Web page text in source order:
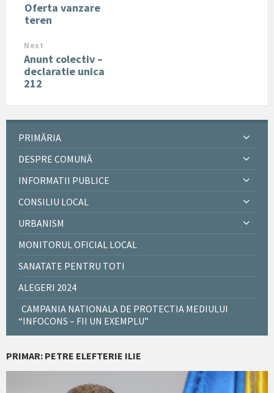
Oferta vanzare
teren
Next
Anunt colectiv –
declaratie unica
212
PRIMĂRIA
DESPRE COMUNĂ
INFORMATII PUBLICE
CONSILIU LOCAL
URBANISM
MONITORUL OFICIAL LOCAL
SANATATE PENTRU TOTI
ALEGERI 2024
CAMPANIA NATIONALA DE PROTECTIA MEDIULUI
“INFOCONS – FII UN EXEMPLU”
PRIMAR: PETRE ELEFTERIE ILIE